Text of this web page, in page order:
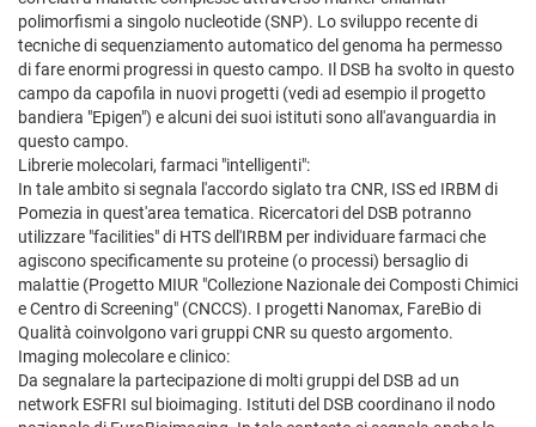
polimorfismi a singolo nucleotide (SNP). Lo sviluppo recente di
tecniche di sequenziamento automatico del genoma ha permesso
di fare enormi progressi in questo campo. Il DSB ha svolto in questo
campo da capofila in nuovi progetti (vedi ad esempio il progetto
bandiera "Epigen") e alcuni dei suoi istituti sono all'avanguardia in
questo campo.
Librerie molecolari, farmaci "intelligenti":
In tale ambito si segnala l'accordo siglato tra CNR, ISS ed IRBM di
Pomezia in quest'area tematica. Ricercatori del DSB potranno
utilizzare "facilities" di HTS dell'IRBM per individuare farmaci che
agiscono specificamente su proteine (o processi) bersaglio di
malattie (Progetto MIUR "Collezione Nazionale dei Composti Chimici
e Centro di Screening" (CNCCS). I progetti Nanomax, FareBio di
Qualità coinvolgono vari gruppi CNR su questo argomento.
Imaging molecolare e clinico:
Da segnalare la partecipazione di molti gruppi del DSB ad un
network ESFRI sul bioimaging. Istituti del DSB coordinano il nodo